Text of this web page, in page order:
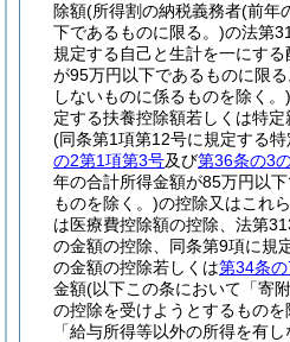
除額(所得割の納税義務者(前年
下であるものに限る。)の法第
規定する自己と生計を一にする
が95万円以下であるものに限
しないものに係るものを除く。)
定する扶養控除額若しくは特
(同条第1項第12号に規定する特
の2第1項第3号及び第36条の3
年の合計所得金額が85万円以
ものを除く。)の控除又はこれ
は医療費控除額の控除、法第
の金額の控除、同条第9項に規
の金額の控除若しくは第34条の
金額(以下この条において「寄
の控除を受けようとするもの
「給与所得等以外の所得を有